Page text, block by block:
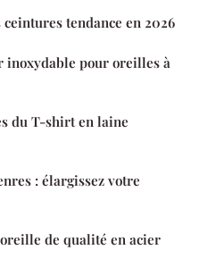
tendance en 2026
inoxydable pour oreilles à
du T-shirt en laine
: élargissez votre
de qualité en acier